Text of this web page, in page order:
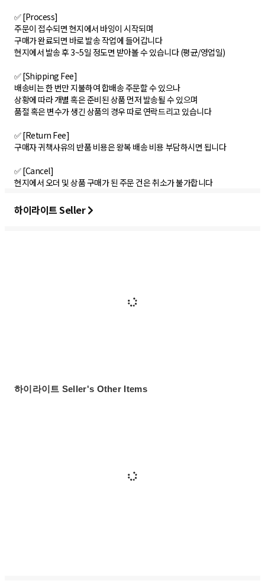
✅ [Process]
주문이 접수되면 현지에서 바잉이 시작되며
구매가 완료되면 바로 발송 작업에 들어갑니다
현지에서 발송 후 3~5일 정도면 받아볼 수 있습니다 (평균/영업일)
✅ [Shipping Fee]
배송비는 한 번만 지불하여 합배송 주문할 수 있으나
상황에 따라 개별 혹은 준비된 상품 먼저 발송될 수 있으며
품절 혹은 변수가 생긴 상품의 경우 따로 연락드리고 있습니다
✅ [Return Fee]
구매자 귀책사유의 반품 비용은 왕복 배송 비용 부담하시면 됩니다
✅ [Cancel]
현지에서 오더 및 상품 구매가 된 주문 건은 취소가 불가합니다
하이라이트 Seller
하이라이트 Seller's Other Items